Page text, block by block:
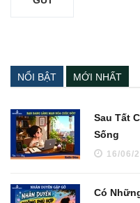
NỔI BẬT
Sau Tất
Sống
16/06/
Có
MỚI NHẤT